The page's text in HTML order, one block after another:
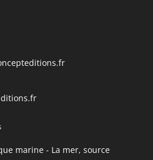
marine - La mer, source